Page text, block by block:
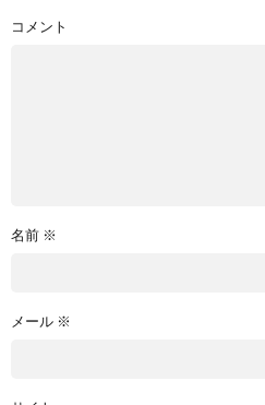
コメント
名前 ※
メール ※